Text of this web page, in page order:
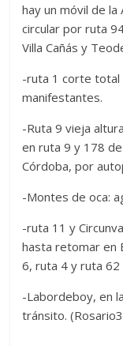
hay un móvil de la
circular por ruta
Villa Cañás y
-ruta 1 corte total
manifestantes.
-Ruta 9 vieja
en ruta 9 y 178
Córdoba, por
-Montes de oca:
-ruta 11 y
hasta retomar en
6, ruta 4 y ruta 62
-Labordeboy, en
tránsito.